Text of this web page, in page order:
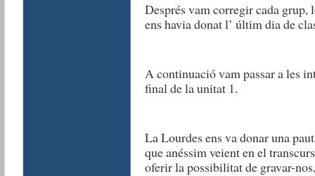
Després vam corregir cada
ens havia donat l’ últim dia de
A continuació vam passar a les
final de la unitat 1.
La Lourdes ens va donar una
que anéssim veient en el
oferir la possibilitat de gravar-